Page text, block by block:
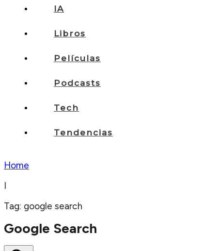
IA
Libros
Películas
Podcasts
Tech
Tendencias
Home
I
Tag: google search
Google Search